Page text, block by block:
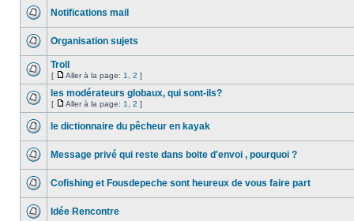
Notifications mail
Organisation sujets
Troll
[ Aller à la page: 1 2 ]
les modérateurs globaux, qui sont-ils?
[ Aller à la page: 1 2 ]
le dictionnaire du pêcheur en kayak
Message privé qui reste dans boite d'envoi , pourquoi ?
Cofishing et Fousdepeche sont heureux de vous faire part
Idée Rencontre